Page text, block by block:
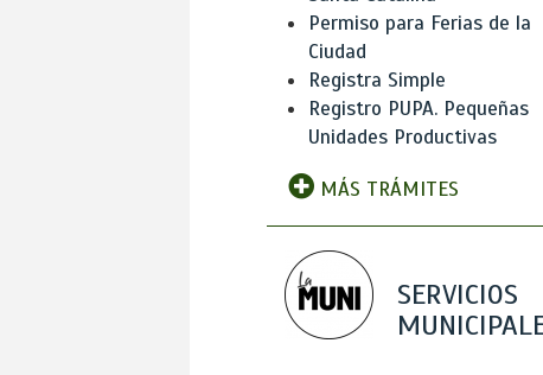
Permiso para Ferias de la
Ciudad
Registra Simple
Registro PUPA. Pequeñas
Unidades Productivas
MÁS TRÁMITES
SERVICIOS